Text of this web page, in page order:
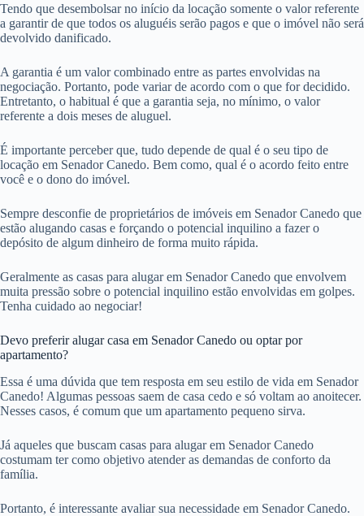
Tendo que desembolsar no início da locação somente o valor referente
a garantir de que todos os aluguéis serão pagos e que o imóvel não será
devolvido danificado.
A garantia é um valor combinado entre as partes envolvidas na
negociação. Portanto, pode variar de acordo com o que for decidido.
Entretanto, o habitual é que a garantia seja, no mínimo, o valor
referente a dois meses de aluguel.
É importante perceber que, tudo depende de qual é o seu tipo de
locação em Senador Canedo. Bem como, qual é o acordo feito entre
você e o dono do imóvel.
Sempre desconfie de proprietários de imóveis em Senador Canedo que
estão alugando casas e forçando o potencial inquilino a fazer o
depósito de algum dinheiro de forma muito rápida.
Geralmente as casas para alugar em Senador Canedo que envolvem
muita pressão sobre o potencial inquilino estão envolvidas em golpes.
Tenha cuidado ao negociar!
Devo preferir alugar casa em Senador Canedo ou optar por
apartamento?
Essa é uma dúvida que tem resposta em seu estilo de vida em Senador
Canedo! Algumas pessoas saem de casa cedo e só voltam ao anoitecer.
Nesses casos, é comum que um apartamento pequeno sirva.
Já aqueles que buscam casas para alugar em Senador Canedo
costumam ter como objetivo atender as demandas de conforto da
família.
Portanto, é interessante avaliar sua necessidade em Senador Canedo.